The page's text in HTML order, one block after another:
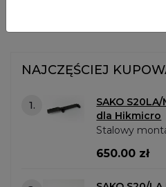
NAJCZĘŚCIEJ
1.
SAKO
dla Hikmicro
Stalowy
pasujący na
na śruby
650.00 zł